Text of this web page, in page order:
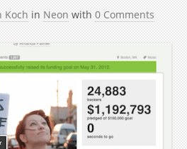
Koch in Neon with 0 Comments